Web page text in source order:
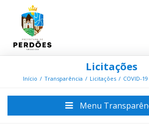
Licitações
Início Transparência Licitações COVID-19
Menu